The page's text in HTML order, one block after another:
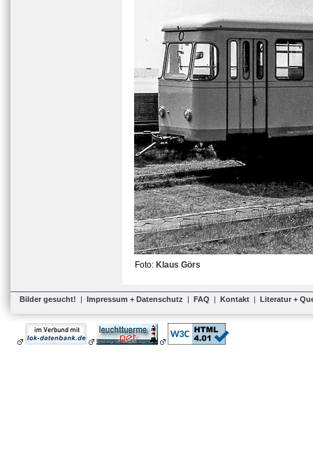
Foto: Klaus Görs
Bilder gesucht! | Impressum + Datenschutz | FAQ | Kontakt | Literatur +